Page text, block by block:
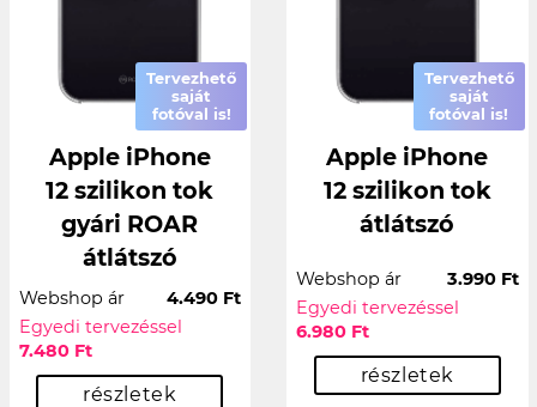
Tervezhető
saját
fotóval is!
Apple iPhone
12 szilikon tok
gyári ROAR
átlátszó
Webshop ár
4.490 Ft
Egyedi tervezéssel
7.480 Ft
részletek
Tervezhető
saját
fotóval is!
Apple iPhone
12 szilikon tok
átlátszó
Webshop ár
3.990 Ft
Egyedi tervezéssel
6.980 Ft
részletek